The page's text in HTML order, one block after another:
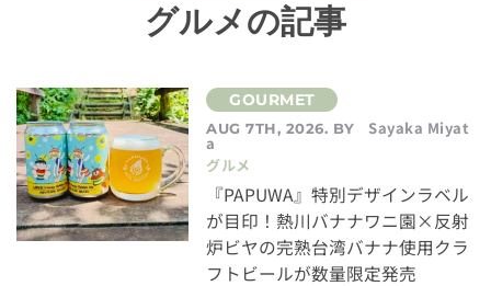
グルメの記事
AUG 7TH, 2026. BY Sayaka Miyat
a
グルメ
『PAPUWA』特別デザインラベル
が目印！熱川バナナワニ園×反射
炉ビヤの完熟台湾バナナ使用クラ
フトビールが数量限定発売